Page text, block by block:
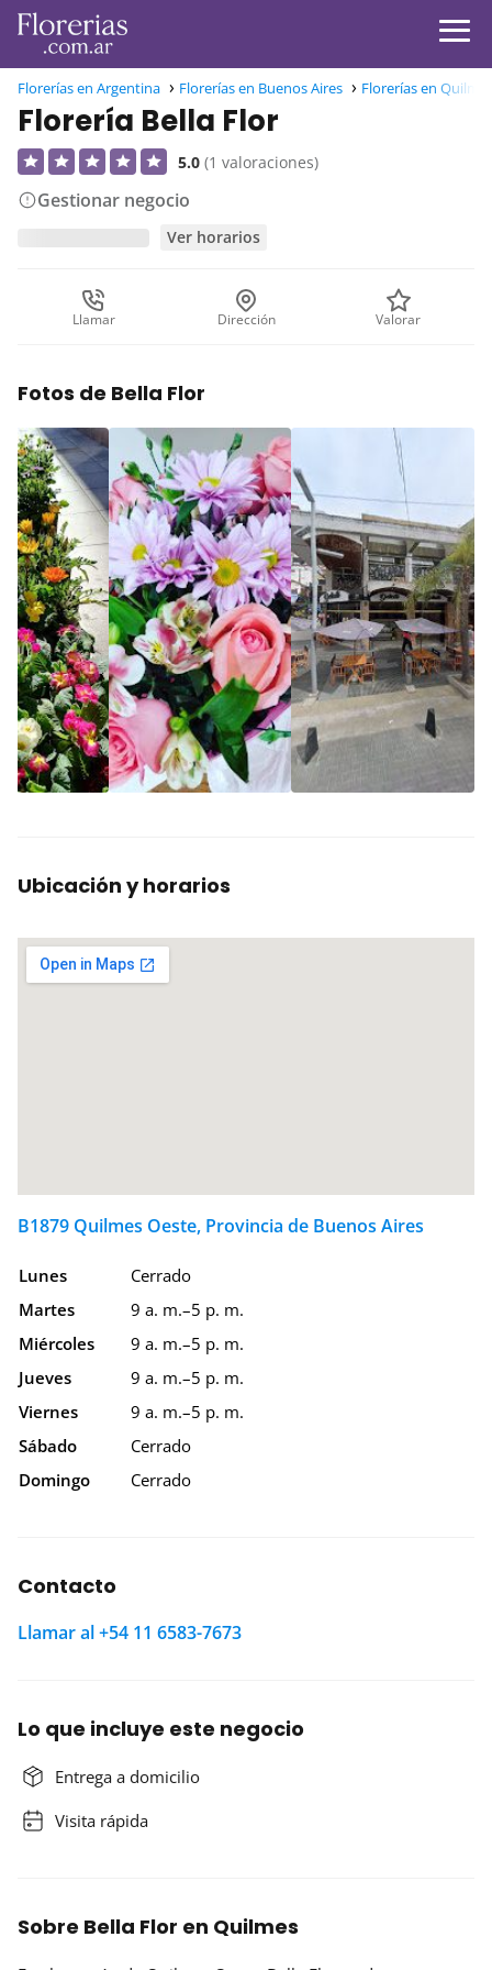
Florerías en Argentina Florerías en Buenos Aires Florerías en
Florería Bella Flor
5.0 (1 valoraciones)
Gestionar negocio
Ver horarios
Llamar Dirección Valorar
Fotos de Bella Flor
Ubicación y horarios
B1879 Quilmes Oeste, Provincia de Buenos Aires
Lunes
Cerrado
Martes
9 a. m.–5 p. m.
Miércoles
9 a. m.–5 p. m.
Jueves
9 a. m.–5 p. m.
Viernes
9 a. m.–5 p. m.
Sábado
Cerrado
Domingo
Cerrado
Contacto
Llamar al +54 11 6583-7673
Lo que incluye este negocio
Entrega a domicilio
Visita rápida
Sobre Bella Flor en Quilmes